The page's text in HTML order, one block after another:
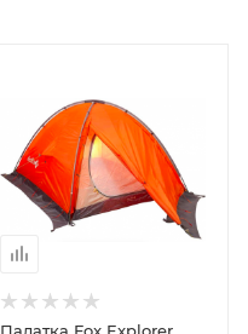
Палатка Fox Explorer